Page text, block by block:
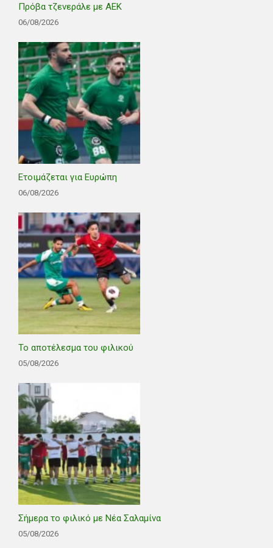
Πρόβα τζενεράλε με ΑΕΚ
06/08/2026
Ετοιμάζεται για Ευρώπη
06/08/2026
Το αποτέλεσμα του φιλικού
05/08/2026
Σήμερα το φιλικό με Νέα Σαλαμίνα
05/08/2026